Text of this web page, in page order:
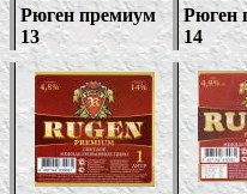
Рюген премиум
13
Рюген
14